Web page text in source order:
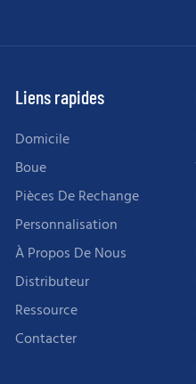
Liens rapides
Domicile
Boue
Pièces De Rechange
Personnalisation
À Propos De Nous
Distributeur
Ressource
Contacter